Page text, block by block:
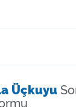
Üçkuyu